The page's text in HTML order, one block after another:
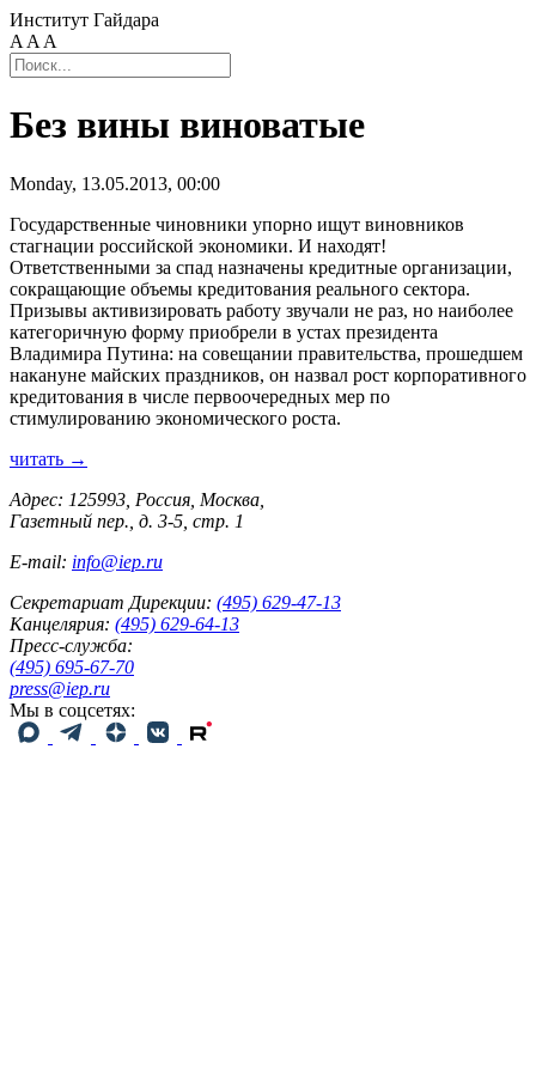
Институт Гайдара
A A A
Без вины виноватые
Monday, 13.05.2013, 00:00
Государственные чиновники упорно ищут виновников
стагнации российской экономики. И находят!
Ответственными за спад назначены кредитные организации,
сокращающие объемы кредитования реального сектора.
Призывы активизировать работу звучали не раз, но наиболее
категоричную форму приобрели в устах президента
Владимира Путина: на совещании правительства, прошедшем
накануне майских праздников, он назвал рост корпоративного
кредитования в числе первоочередных мер по
стимулированию экономического роста.
читать →
Адрес: 125993, Россия, Москва,
Газетный пер., д. 3-5, стр. 1
E-mail: info@iep.ru
Секретариат Дирекции: (495) 629-47-13
Канцелярия: (495) 629-64-13
Пресс-служба:
(495) 695-67-70
press@iep.ru
Мы в соцсетях: